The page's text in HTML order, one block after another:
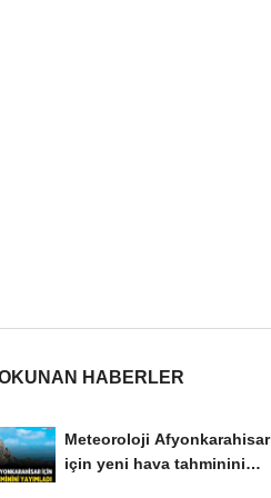
HABERLER
Meteoroloji Afyonkarahisar
için yeni hava tahminini